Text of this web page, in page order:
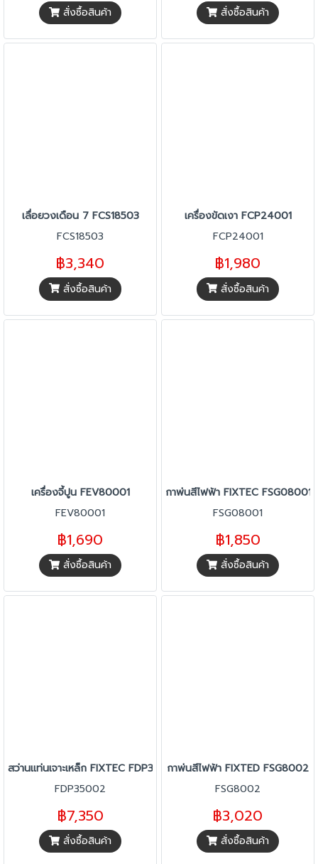
สั่งซื้อสินค้า สั่งซื้อสินค้า
เลื่อยวงเดือน 7 FCS18503
FCS18503
฿3,340
สั่งซื้อสินค้า
เครื่องขัดเงา FCP24001
FCP24001
฿1,980
สั่งซื้อสินค้า
เครื่องจี้ปูน FEV80001
FEV80001
฿1,690
สั่งซื้อสินค้า
กาพ่นสีไฟฟ้า FIXTEC FSG08001
FSG08001
฿1,850
สั่งซื้อสินค้า
สว่านแท่นเจาะเหล็ก FIXTEC FDP35002
FDP35002
฿7,350
สั่งซื้อสินค้า
กาพ่นสีไฟฟ้า FIXTED FSG8002
FSG8002
฿3,020
สั่งซื้อสินค้า